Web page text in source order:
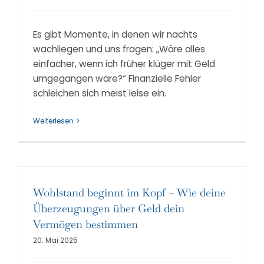
Es gibt Momente, in denen wir nachts
wachliegen und uns fragen: „Wäre alles
einfacher, wenn ich früher klüger mit Geld
umgegangen wäre?“ Finanzielle Fehler
schleichen sich meist leise ein.
Weiterlesen
Wohlstand beginnt im Kopf – Wie deine
Überzeugungen über Geld dein
Vermögen bestimmen
20. Mai 2025